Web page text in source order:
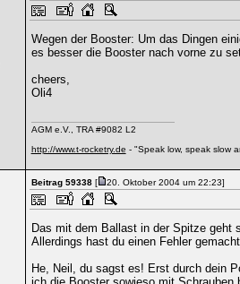
Wegen der Booster: Um das Dingen
es besser die Booster nach vorne zu
cheers,
Oli4
AGM e.V., TRA #9082 L2
http://www.t-rocketry.de - "Speak low, speak slow
Beitrag 59338[ 20. Oktober 2004 um 22:23]
Das mit dem Ballast in der Spitze geht
Allerdings hast du einen Fehler
He, Neil, du sagst es! Erst durch dein